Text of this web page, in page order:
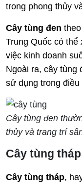
trong phong thủy
Cây tùng đen
Trung Quốc có thể
việc kinh doanh
Ngoài ra, cây
sử dụng trong điều
Cây tùng đen
thủy và trang trí
Cây tùng tháp
Cây tùng tháp,